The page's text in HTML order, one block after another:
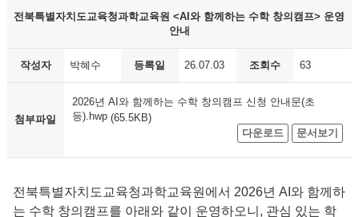
전북특별자치도교육청과학교육원 <AI와 함께하는 수학 창의캠프> 운영
안내
작성자 박혜수 등록일 26.07.03 조회수 63
첨부파일
2026년 AI와 함께하는 수학 창의캠프 신청 안내문(초
등).hwp (65.5KB)
다운로드
문서보기
전북특별자치도교육청과학교육원에서 2026년 AI와 함께하
는 수학 창의캠프를 아래와 같이 운영하오니, 관심 있는 학